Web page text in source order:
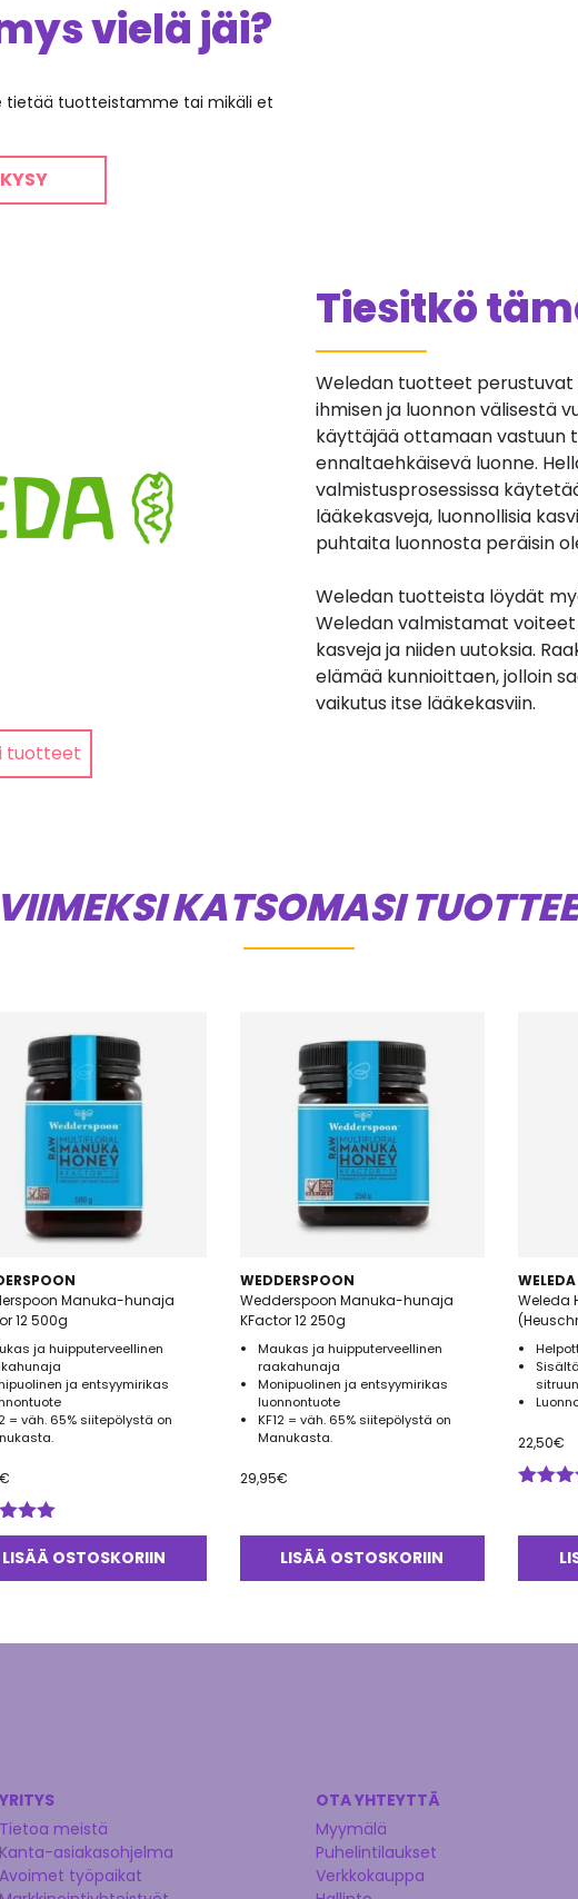
vielä jäi?
tietää tuotteistamme tai mikäli et
KYSY
tuotteet
Tiesitkö
Weledan tuotteet perustuvat
ihmisen ja luonnon välisestä
käyttäjää ottamaan vastuun
ennaltaehkäisevä luonne.
valmistusprosessissa
lääkekasveja, luonnollisia
puhtaita luonnosta peräisin
Weledan tuotteista löydät
Weledan valmistamat
kasveja ja niiden uutoksia.
elämää kunnioittaen, jolloin
vaikutus itse lääkekasviin.
VIIMEKSI KATSOMASI
Manuka-hunaja
12 500g
ja huipputerveellinen
ja entsyymirikas
= väh. 65% siitepölystä on
€
LISÄÄ OSTOSKORIIN
WEDDERSPOON
Wedderspoon Manuka-hunaja
KFactor 12 250g
Maukas ja huipputerveellinen
raakahunaja
Monipuolinen ja entsyymirikas
luonnontuote
KF12 = väh. 65% siitepölystä on
Manukasta.
29,95€
LISÄÄ OSTOSKORIIN
WELEDA
Weleda
22,50€
5.00/
YRITYS
Tietoa meistä
Kanta-asiakasohjelma
Avoimet työpaikat
OTA YHTEYTTÄ
Myymälä
Puhelintilaukset
Verkkokauppa